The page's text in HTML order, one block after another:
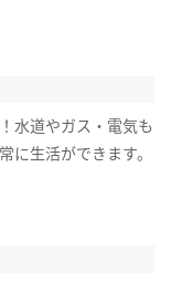
水道やガス・電気も
に生活ができます。